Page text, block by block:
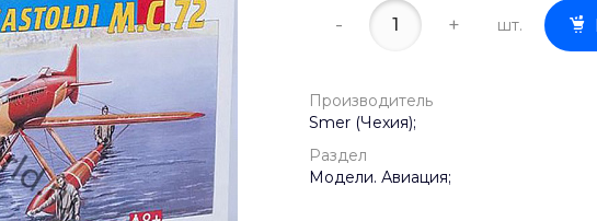
- + шт.
Производитель
Smer (Чехия);
Раздел
Модели. Авиация;